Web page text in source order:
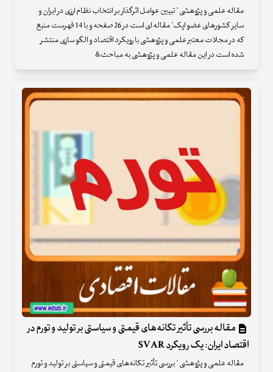
مقاله علمی و پژوهشی " تبیین عوامل اثرگذار بر انتخاب نظام ارزی در ایران و
سایر کشورهای عضو اپک" مقاله ای است در 26 صفحه و با 14 فهرست منبع
که در مجلات معتبر علمی و پژوهشی با رویکرد اقتصاد و الگو سازی منتشر
شده است در این مقاله علمی و پژوهشی به مباحث&
مقاله بررسی تأثیر تکانه‌های قیمتی و سیاستی بر تولید و تورم در
اقتصاد ایران: یک رویکرد SVAR
مقاله علمی و پژوهشی " بررسی تأثیر تکانه‌های قیمتی و سیاستی بر تولید و تورم